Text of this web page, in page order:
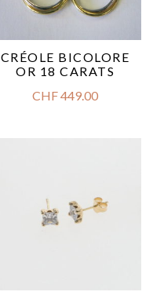
CRÉOLE BICOLORE
OR 18 CARATS
CHF449.00